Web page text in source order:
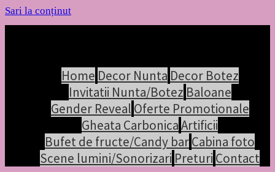
Sari la conținut
Home Decor Nunta Decor Botez
Invitatii Nunta/Botez Baloane
Gender Reveal Oferte Promotionale
Gheata CarbonicaArtificii
Bufet de fructe/Candy barCabina foto
Scene lumini/Sonorizari Preturi Contact